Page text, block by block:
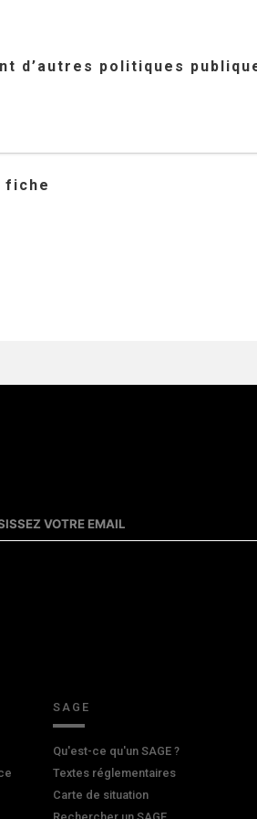
d’autres politiques
fiche
SAGE
Qu'est-ce qu'un SAGE ?
Textes réglementaires
Carte de situation